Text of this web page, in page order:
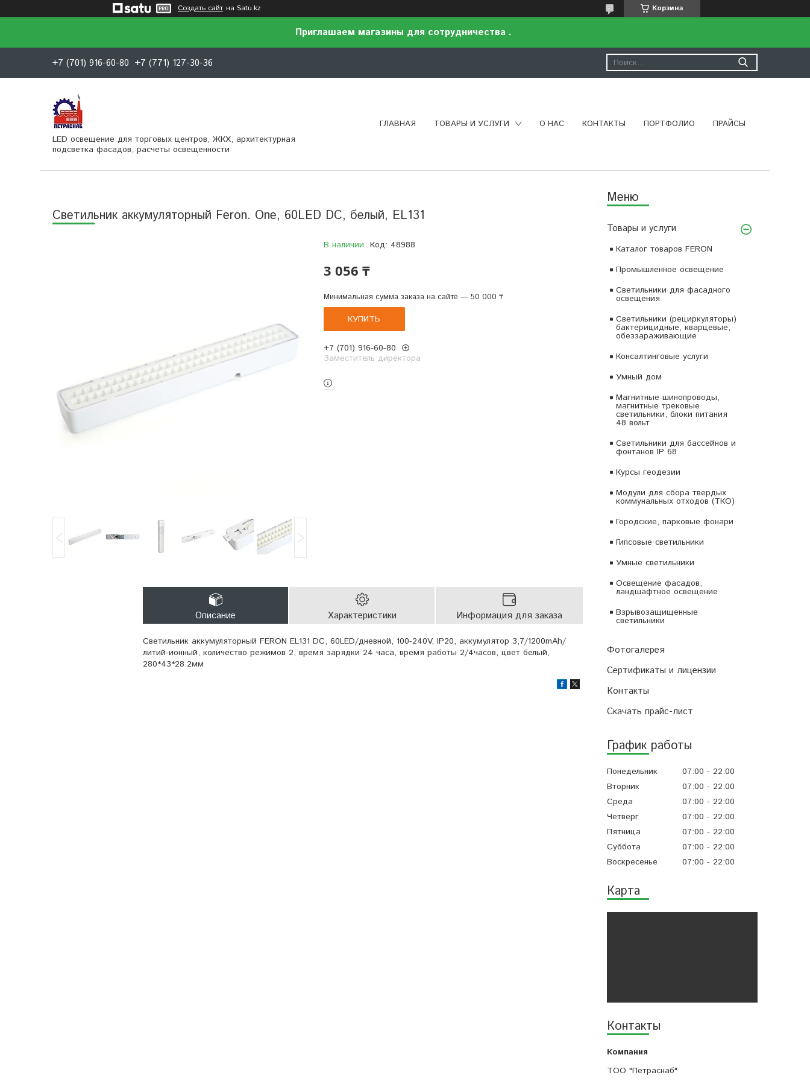
Создать сайт на Satu.kz Корзина
Приглашаем магазины для сотрудничества .
+7 (701) 916-60-80 +7 (771) 127-30-36
LED освещение для торговых центров, ЖКХ, архитектурная
подсветка фасадов, расчеты освещенности
ГЛАВНАЯ ТОВАРЫ И УСЛУГИ О НАС КОНТАКТЫ ПОРТФОЛИО ПРАЙСЫ
Товары и услуги
Каталог товаров FERON
Промышленное освещение
Светильники для фасадного
освещения
Светильники (рециркуляторы)
бактерицидные, кварцевые,
обеззараживающие
Консалтинговые услуги
Умный дом
Магнитные шинопроводы,
магнитные трековые
светильники, блоки питания
48 вольт
Светильники для бассейнов и
фонтанов IP 68
Курсы геодезии
Модули для сбора твердых
коммунальных отходов (ТКО)
Городские, парковые фонари
Гипсовые светильники
Умные светильники
Освещение фасадов,
ландшафтное освещение
Взрывозащищенные
светильники
Фотогалерея
Сертификаты и лицензии
Контакты
Скачать прайс-лист
График работы
Понедельник 07:00
22:00
Вторник
07:00
22:00
Среда
07:00
22:00
Четверг
07:00
22:00
Пятница
07:00
22:00
Суббота
07:00
22:00
Воскресенье
07:00 22:00
Карта
Контакты
ТОО "Петраснаб"
Светильник аккумуляторный Feron. One, 60LED DC, белый, EL131
В наличии Код: 48988
3 056 ₸
Минимальная сумма заказа на сайте — 50 000 ₸
КУПИТЬ
+7 (701) 916-60-80
Заместитель директора
Описание Характеристики Информация для заказа
Светильник аккумуляторный FERON EL131 DC, 60LED/дневной, 100-240V, IP20, аккумулятор 3,7/1200mAh/
литий-ионный, количество режимов 2, время зарядки 24 часа, время работы 2/4часов, цвет белый,
280*43*28.2мм